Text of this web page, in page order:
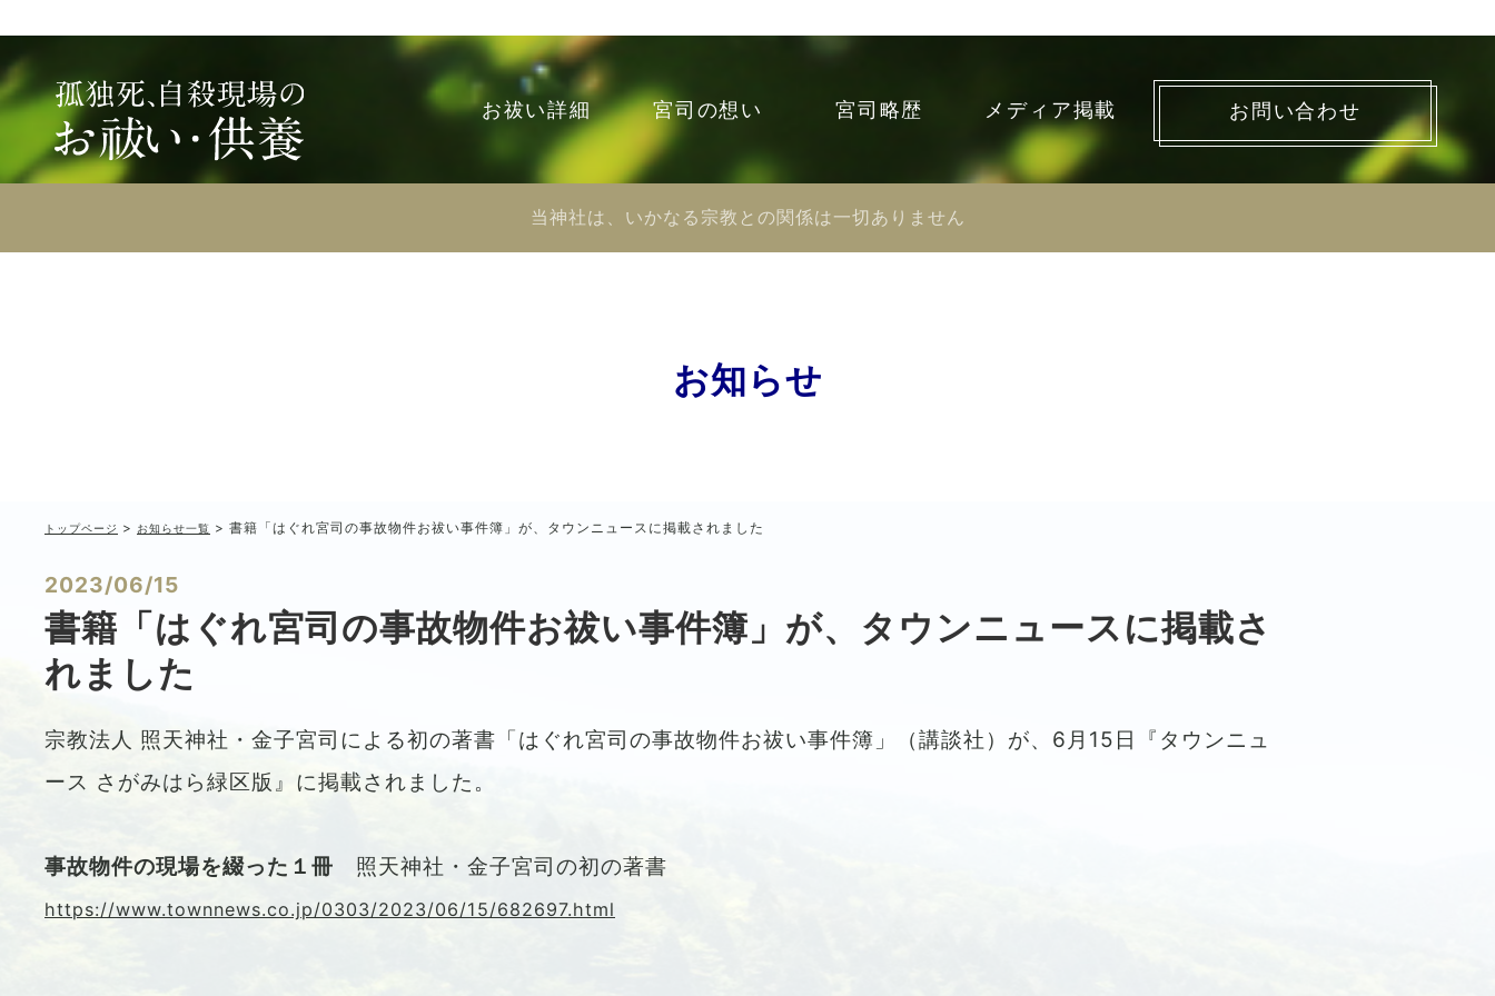
お祓い詳細 宮司の想い 宮司略歴 メディア掲載 お問い合わせ
当神社は、いかなる宗教との関係は一切ありません
お知らせ
トップページ > お知らせ一覧 > 書籍「はぐれ宮司の事故物件お祓い事件簿」が、タウンニュースに掲載されました
2023/06/15
書籍「はぐれ宮司の事故物件お祓い事件簿」が、タウンニュースに掲載さ
れました
宗教法人 照天神社・金子宮司による初の著書「はぐれ宮司の事故物件お祓い事件簿」（講談社）が、6月15日『タウンニュ
ース さがみはら緑区版』に掲載されました。
事故物件の現場を綴った１冊 照天神社・金子宮司の初の著書
https://www.townnews.co.jp/0303/2023/06/15/682697.html